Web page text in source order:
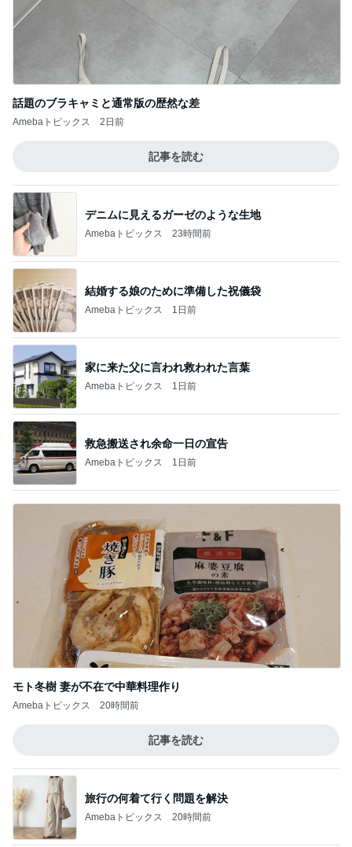
話題のブラキャミと通常版の歴然な差
Amebaトピックス 2日前
記事を読む
デニムに見えるガーゼのような生地
Amebaトピックス 23時間前
結婚する娘のために準備した祝儀袋
Amebaトピックス 1日前
家に来た父に言われ救われた言葉
Amebaトピックス 1日前
救急搬送され余命一日の宣告
Amebaトピックス 1日前
モト冬樹 妻が不在で中華料理作り
Amebaトピックス 20時間前
記事を読む
旅行の何着て行く問題を解決
Amebaトピックス 20時間前